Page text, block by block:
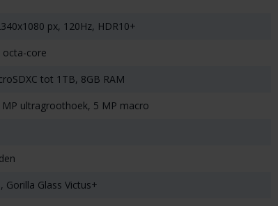
px, 120Hz, HDR10+
octa-core
tot 1TB, 8GB RAM
ultragroothoek, 5 MP macro
Gorilla Glass Victus+